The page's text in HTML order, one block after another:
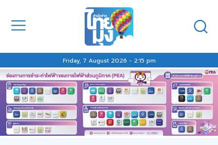
Friday, 7 August 2026 - 2:15 pm